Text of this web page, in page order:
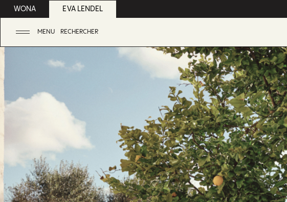
WONA EVA LENDEL
MENU RECHERCHER